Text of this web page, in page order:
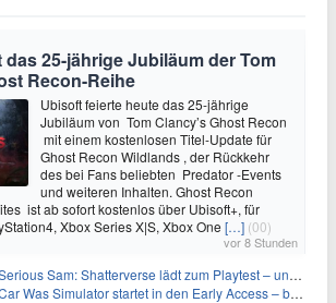
25-jährige Jubiläum der Tom
Recon-Reihe
Ubisoft feierte heute das 25-jährige
Jubiläum von Tom Clancy’s Ghost Recon
mit einem kostenlosen Titel-Update für
Ghost Recon Wildlands , der Rückkehr
des bei Fans beliebten Predator -Events
und weiteren Inhalten. Ghost Recon
ist ab sofort kostenlos über Ubisoft+, für
Xbox Series X|S, Xbox One […] (00)
vor 8 Stunden
Sam: Shatterverse lädt zum Playtest – und erscheint schon bald!
Was Simulator startet in den Early Access – bald gehts los!